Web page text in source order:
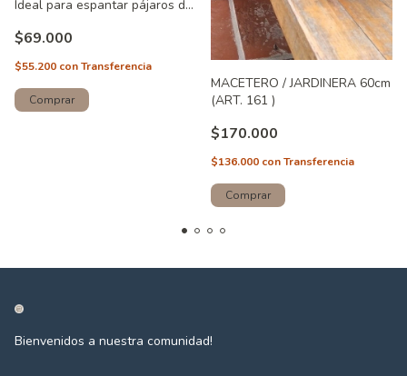
Ideal para espantar pájaros de
$69.000
$55.200 conTransferencia
MACETERO / JARDINERA 60cm
(ART. 161 )
$170.000
$136.000 conTransferencia
Bienvenidos a nuestra comunidad!